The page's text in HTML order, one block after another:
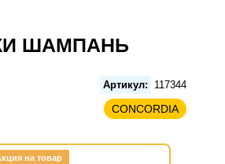
ШАМПАНЬ
Артикул: 117344
CONCORDIA
на товар